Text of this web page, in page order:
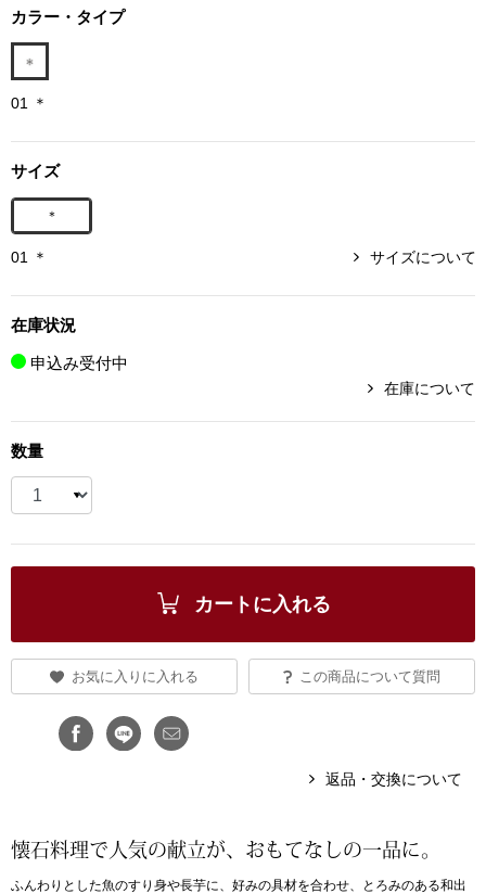
タログ
／チュニック
ダーウェア
アンダーウェア
ブリーフケース
ボディバッグ
リュック･バッ
カラー・タイプ
01 ＊
サイズ
＊
01 ＊ サイズについて
在庫状況
申込み受付中
在庫について
数量
カートに入れる
お気に入りに入れる この商品について質問
返品・交換について
懐石料理で人気の献立が、おもてなしの一品に。
ふんわりとした魚のすり身や長芋に、好みの具材を合わせ、とろみのある和出